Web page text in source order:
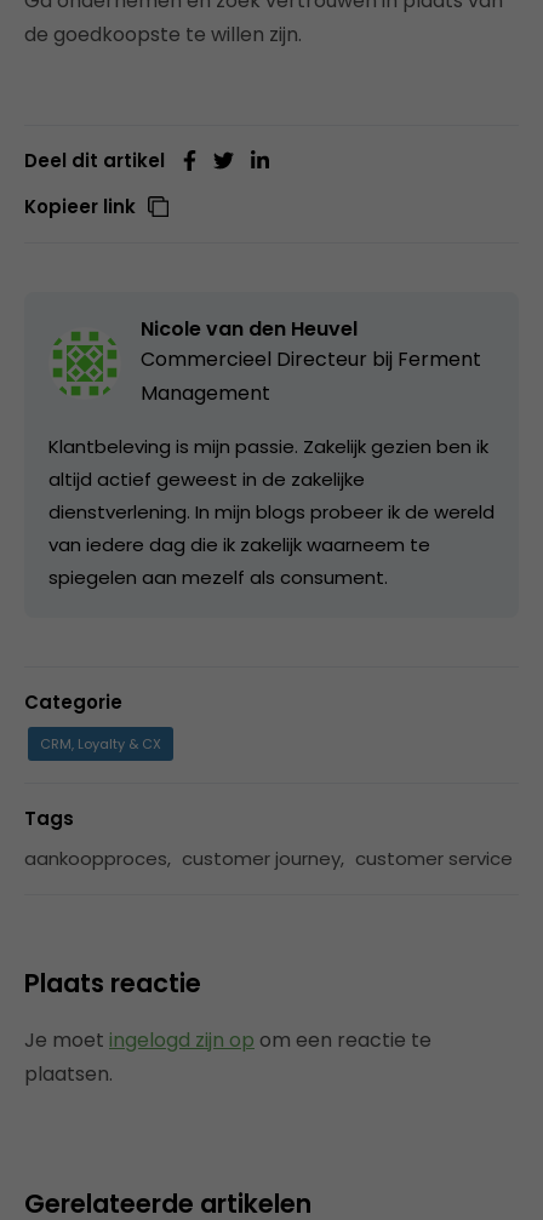
de goedkoopste te willen zijn.
Deel dit artikel
Kopieer link
Nicole van den Heuvel
Commercieel Directeur bij Ferment
Management
Klantbeleving is mijn passie. Zakelijk gezien ben ik
altijd actief geweest in de zakelijke
dienstverlening. In mijn blogs probeer ik de wereld
van iedere dag die ik zakelijk waarneem te
spiegelen aan mezelf als consument.
Categorie
CRM, Loyalty & CX
Tags
aankoopproces, customer journey, customer service
Plaats reactie
Je moet ingelogd zijn op om een reactie te
plaatsen.
Gerelateerde artikelen